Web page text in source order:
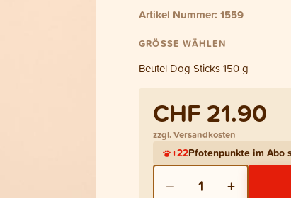
Artikel Nummer: 1559
GRÖSSE WÄHLEN
Beutel Dog Sticks 150 g
CHF 21.90
zzgl. Versandkosten
+22Pfotenpunkte im Abo
− 1 +